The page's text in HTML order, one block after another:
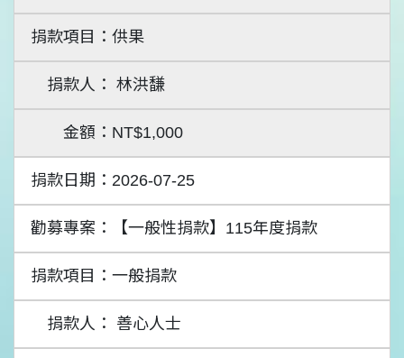
供果
林洪馦
NT$1,000
2026-07-25
【一般性捐款】115年度捐款
一般捐款
善心人士